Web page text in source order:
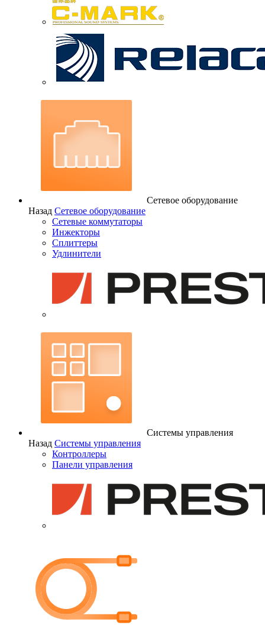
Сетевое оборудование
Назад Сетевое оборудование
Сетевые коммутаторы
Инжекторы
Сплиттеры
Удлинители
Системы управления
Назад Системы управления
Контроллеры
Панели управления